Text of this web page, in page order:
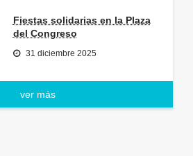
Fiestas solidarias en la Plaza
del Congreso
31 diciembre 2025
ver más